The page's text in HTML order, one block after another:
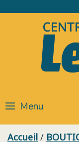
to
Menu
Accueil /